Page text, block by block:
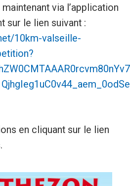
via l’application
sur le lien suivant :
10km-valseille-
en cliquant sur le lien